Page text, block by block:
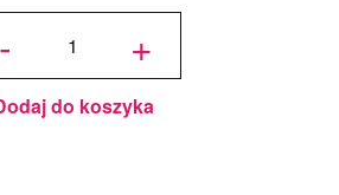
-
MAC01
+
do koszyka